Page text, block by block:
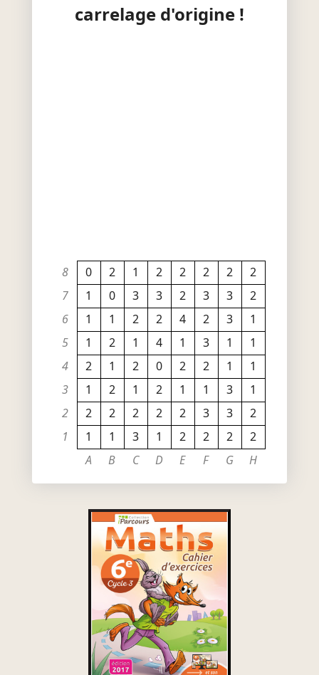
carrelage d'origine !
8 0 2 1 2 2 2 2
2
7
1 0 3 3 2 3 3
2
6
1 1 2 2 4 2 3
1
5
1 2 1 4 1 3 1
1
4
2 1 2 0 2 2 1
1
3
1 2 1 2 1 1 3
1
2
2 2 2 2 2 3 3
2
1
1 1 3 1 2 2 2
2
A
B C D E F G H